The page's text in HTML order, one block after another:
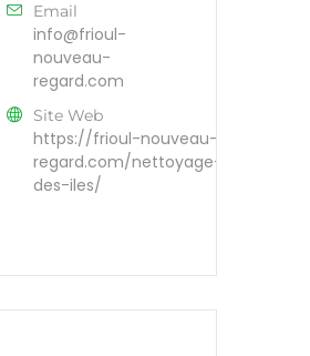
Email
info@frioul-
nouveau-
regard.com
Site Web
https://frioul-nouveau-
regard.com/nettoyage-
des-iles/